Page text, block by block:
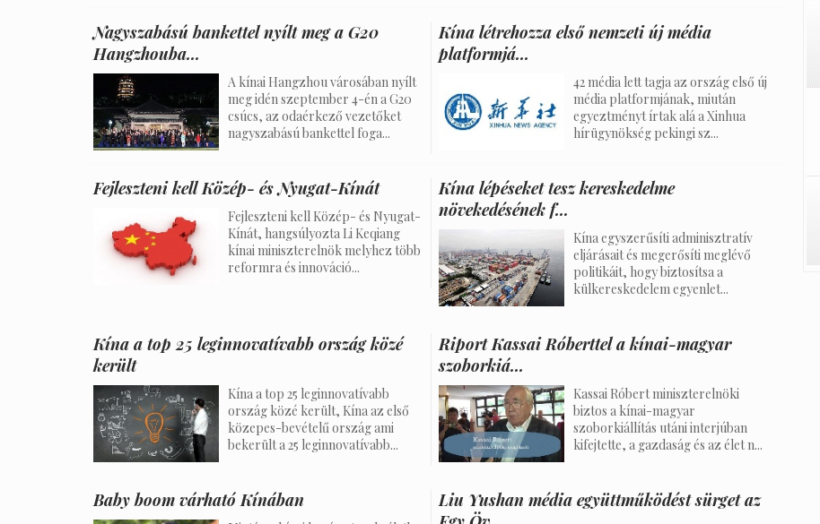
Nagyszabású bankettel nyílt meg a G20
Hangzhouba...
A kínai Hangzhou városában nyílt
meg idén szeptember 4-én a G20
csúcs, az odaérkező vezetőket
nagyszabású bankettel foga...
Kína létrehozza első nemzeti új média
platformjá...
42 média lett tagja az ország első új
média platformjának, miután
egyeztményt írtak alá a Xinhua
hírügynökség pekingi sz...
Fejleszteni kell Közép- és Nyugat-Kínát
Fejleszteni kell Közép- és Nyugat-
Kínát, hangsúlyozta Li Keqiang
kínai miniszterelnök melyhez több
reformra és innováció...
Kína lépéseket tesz kereskedelme
növekedésének f...
Kína egyszerűsíti adminisztratív
eljárásait és megerősíti meglévő
politikáit, hogy biztosítsa a
külkereskedelem egyenlet...
Kína a top 25 leginnovatívabb ország közé
került
Kína a top 25 leginnovatívabb
ország közé került, Kína az első
közepes-bevételű ország ami
bekerült a 25 leginnovatívabb...
Riport Kassai Róberttel a kínai-magyar
szoborkiá...
Kassai Róbert miniszterelnöki
biztos a kínai-magyar
szoborkiállítás utáni interjúban
kifejtette, a gazdaság és az élet n...
Baby boom várható Kínában
Liu Yushan média együttműködést sürget az